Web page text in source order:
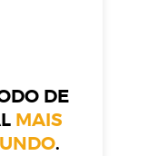
DE
MAIS
.